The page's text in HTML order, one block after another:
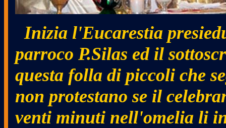
Inizia l'Eucarestia
parroco P.Silas ed il
questa folla di piccoli che
non protestano se il
venti minuti nell'omelia li